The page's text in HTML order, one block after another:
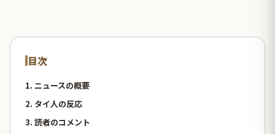
目次
1. ニュースの概要
2. タイ人の反応
3. 読者のコメント